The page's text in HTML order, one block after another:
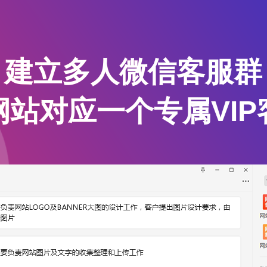
建立多人微信客服群
站对应一个专属VIP